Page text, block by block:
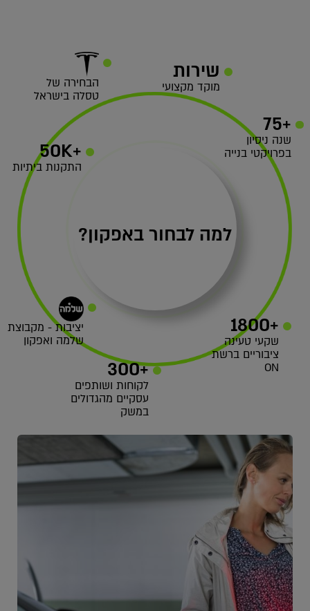
למה לבחור באפקון?
+1800
שקעי טעינה
ציבוריים ברשת
ON
שירות
מוקד מקצועי
יציבות - מקבוצת
שלמה ואפקון
+75
שנה ניסיון
בפרויקטי בנייה
+300
לקוחות ושותפים
עסקיים מהגדולים
במשק
הבחירה של
טסלה בישראל
+50K
התקנות ביתיות